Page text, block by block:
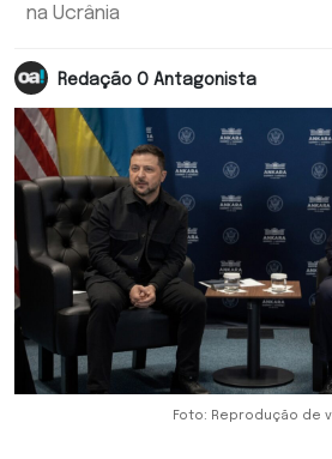
na Ucrânia
Redação O Antagonista
Foto: Reprodução de